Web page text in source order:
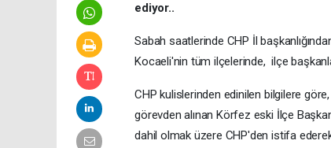
ediyor..
Sabah saatlerinde CHP İl
Kocaeli'nin tüm ilçelerinde, ilçe
CHP kulislerinden edinilen bilgilere
görevden alınan Körfez eski İlçe
dahil olmak üzere CHP'den istifa